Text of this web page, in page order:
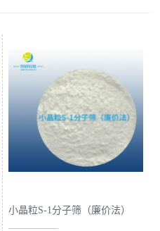
小晶粒S-1分子筛（廉价法）